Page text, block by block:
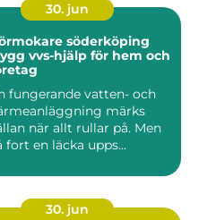
30. jun
söderköping
vvs-hjälp för hem och
fungerande vatten- och
märks
när allt rullar på. Men
fort en läcka upps...
30. jun